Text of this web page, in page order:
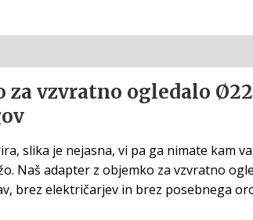
za vzvratno ogledalo
slika je nejasna, vi pa ga nimate kam
Naš adapter z objemko za vzvratno
brez električarjev in brez posebnega